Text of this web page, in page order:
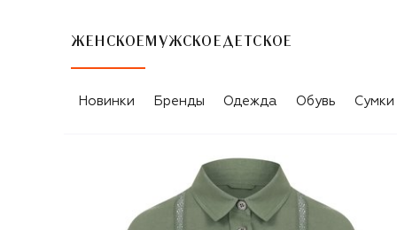
ЖЕНСКОЕ МУЖСКОЕ ДЕТСКОЕ
Новинки Бренды Одежда Обувь Сумки